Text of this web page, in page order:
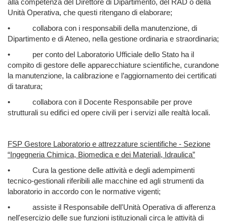
alla competenza del Direttore di Dipartimento, del RAD o della
Unità Operativa, che questi ritengano di elaborare;
•
collabora con i responsabili della manutenzione, di
Dipartimento e di Ateneo, nella gestione ordinaria e straordinaria;
•
per conto del Laboratorio Ufficiale dello Stato ha il
compito di gestore delle apparecchiature scientifiche, curandone
la manutenzione, la calibrazione e l’aggiornamento dei certificati
di taratura;
•
collabora con il Docente Responsabile per prove
strutturali su edifici ed opere civili per i servizi alle realtà locali.
FSP Gestore Laboratorio e attrezzature scientifiche - Sezione
“Ingegneria Chimica, Biomedica e dei Materiali, Idraulica”
•
Cura la gestione delle attività e degli adempimenti
tecnico-gestionali riferibili alle macchine ed agli strumenti da
laboratorio in accordo con le normative vigenti;
•
assiste il Responsabile dell'Unità Operativa di afferenza
nell'esercizio delle sue funzioni istituzionali circa le attività di